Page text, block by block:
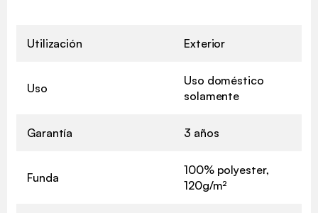
Utilización Exterior
Uso
Uso doméstico
solamente
Garantía 3 años
Funda
100% polyester,
120g/m²